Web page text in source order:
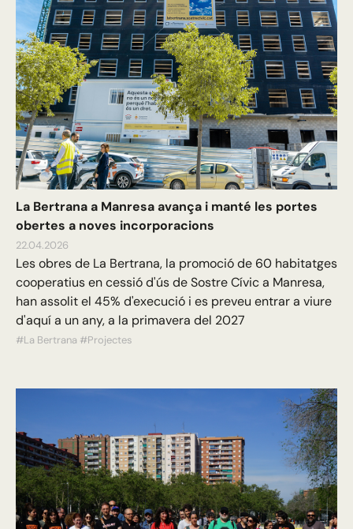
La Bertrana a Manresa avança i manté les portes
obertes a noves incorporacions
22.04.2026
Les obres de La Bertrana, la promoció de 60 habitatges
cooperatius en cessió d'ús de Sostre Cívic a Manresa,
han assolit el 45% d'execució i es preveu entrar a viure
d'aquí a un any, a la primavera del 2027
#La Bertrana #Projectes